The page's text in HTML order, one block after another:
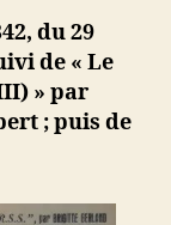
« Nous
libérerons
!
du 29
de « Le
» par
;puis de